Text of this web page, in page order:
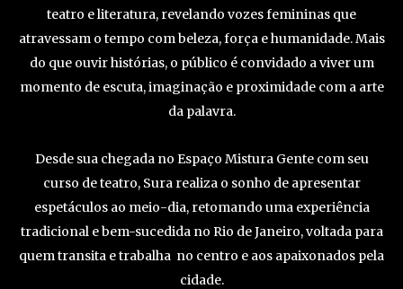
teatro e literatura, revelando vozes femininas que
atravessam o tempo com beleza, força e humanidade. Mais
do que ouvir histórias, o público é convidado a viver um
momento de escuta, imaginação e proximidade com a arte
da palavra.
Desde sua chegada no Espaço Mistura Gente com seu
curso de teatro, Sura realiza o sonho de apresentar
espetáculos ao meio-dia, retomando uma experiência
tradicional e bem-sucedida no Rio de Janeiro, voltada para
quem transita e trabalha no centro e aos apaixonados pela
cidade.